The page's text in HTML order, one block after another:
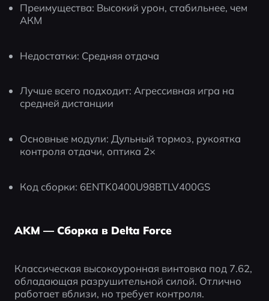
Преимущества: Высокий урон, стабильнее, чем
АКМ
Недостатки: Средняя отдача
Лучше всего подходит: Агрессивная игра на
средней дистанции
Основные модули: Дульный тормоз, рукоятка
контроля отдачи, оптика 2×
Код сборки: 6ENTK0400U98BTLV400GS
AKM — Сборка в Delta Force
Классическая высокоуронная винтовка под 7.62,
обладающая разрушительной силой. Отлично
работает вблизи, но требует контроля.